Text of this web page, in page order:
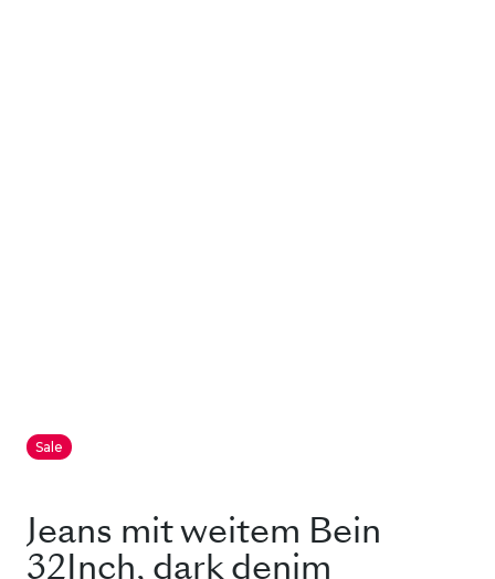
Sale
Jeans mit weitem Bein
32Inch, dark denim